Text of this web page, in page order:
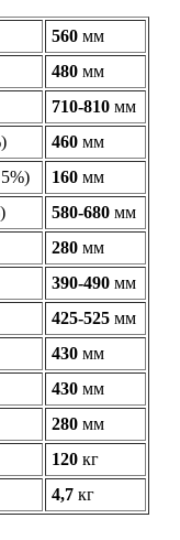
560 мм
480 мм
710-810 мм
460 мм
160 мм
580-680 мм
280 мм
390-490 мм
425-525 мм
430 мм
430 мм
280 мм
120 кг
4,7 кг